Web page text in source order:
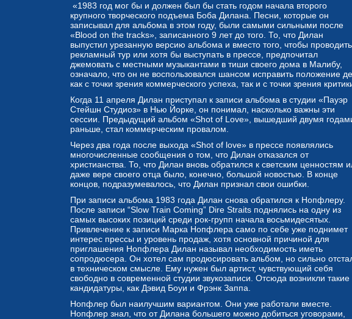
«1983 год мог бы и должен был бы стать годом начала второго
крупного творческого подъема Боба Дилана. Песни, которые он
записывал для альбома в этом году, были самыми сильными после
«Blood on the tracks», записанного 9 лет до того. То, что Дилан
выпустил урезанную версию альбома и вместо того, чтобы проводить
рекламный тур или хотя бы выступать в прессе, предпочитал
джемовать с местными музыкантами в тиши своего дома в Малибу,
означало, что он не воспользовался шансом исправить положение
как с точки зрения коммерческого успеха, так и с точки зрения
Когда 11 апреля Дилан приступал к записи альбома в студии «Пауэр
Стейшн Студиоз» в Нью Йорке, он понимал, насколько важны эти
сессии. Предыдущий альбом «Shot of Love», вышедший двумя
раньше, стал коммерческим провалом.
Через два года после выхода «Shot of love» в прессе появлялись
многочисленные сообщения о том, что Дилан отказался от
христианства. То, что Дилан вновь обратился к светским ценностям
даже вере своего отца было, конечно, большой новостью. В конце
концов, подразумевалось, что Дилан признал свои ошибки.
При записи альбома 1983 года Дилан снова обратился к Нопфлеру.
После записи “Slow Train Coming” Dire Straits поднялись на одну из
самых высоких позиций среди рок-групп начала восьмидесятых.
Привлечение к записи Марка Нопфлера само по себе уже поднимет
интерес прессы и уровень продаж, хотя основной причиной для
приглашения Нопфлера Дилан называл необходимость иметь
сопродюсера. Он хотел сам продюсировать альбом, но сильно
в техническом смысле. Ему нужен был артист, чувствующий себя
свободно в современной студии звукозаписи. Отсюда возникли такие
кандидатуры, как Дэвид Боуи и Фрэнк Заппа.
Нопфлер был наилучшим вариантом. Они уже работали вместе.
Нопфлер знал, что от Дилана большего можно добиться уговорами,